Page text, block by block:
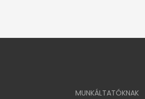
MUNKÁLTATÓKNAK